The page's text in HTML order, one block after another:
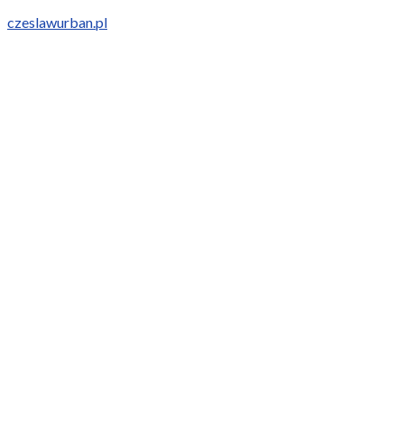
czeslawurban.pl